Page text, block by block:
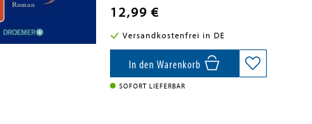
Egoismus und ihren zerstörerischen
anderen wunderbaren, chaotischen
vom Lachen über Mitgefühl bis zur
Gulliver Andrews Meinung über die
Eine Entdeckung für alle Fans von
Ein Mathematikprofessor, der nicht
Lebens: Bestseller-Autor Matt Haig
die Menschen« eine ebenso
Hauch Magie.
»Lustig, philosophisch und
12,99 €
Versandkostenfrei in DE
In den Warenkorb
SOFORT LIEFERBAR